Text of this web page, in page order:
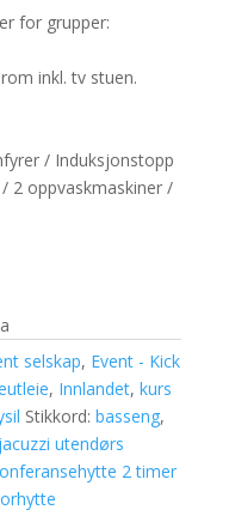
for grupper:
inkl. tv stuen.
/ Induksjonstopp
2 oppvaskmaskiner /
selskap, Event - Kick
, Innlandet, kurs
Stikkord: basseng,
utendørs
2 timer